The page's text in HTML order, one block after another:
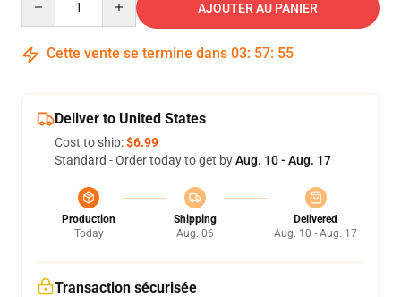
AJOUTER AU PANIER
Cette vente se termine dans 03: 57: 54
Deliver to United States
Cost to ship:$6.99
Standard - Order today to get byAug. 10 - Aug. 17
Production
Today
Shipping
Aug. 06
Delivered
Aug. 10 - Aug. 17
Transaction sécurisée